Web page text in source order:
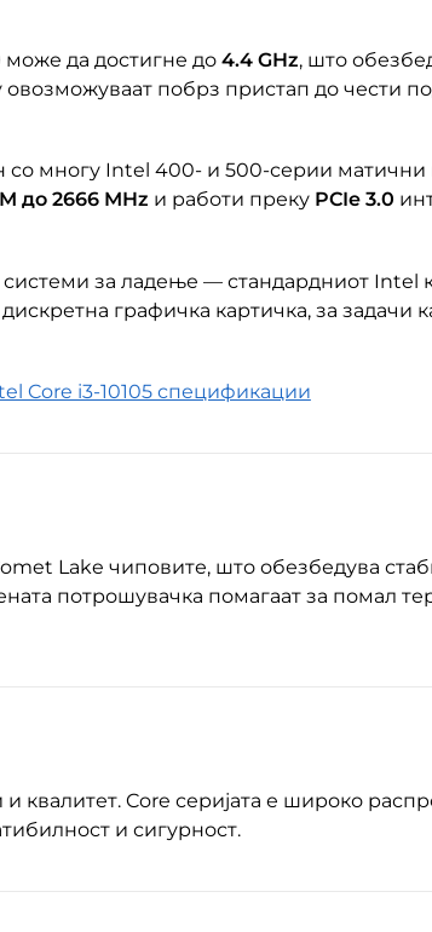
може да достигне до 4.4 GHz, што
побрз пристап до чести
со многу Intel 400- и 500-серии матични
до 2666 MHz и работи преку PCIe 3.0
за ладење — стандардниот Intel
графичка картичка, за задачи
Core i3-10105 спецификации
Lake чиповите, што обезбедува
потрошувачка помагаат за помал
квалитет. Core серијата е широко
и сигурност.